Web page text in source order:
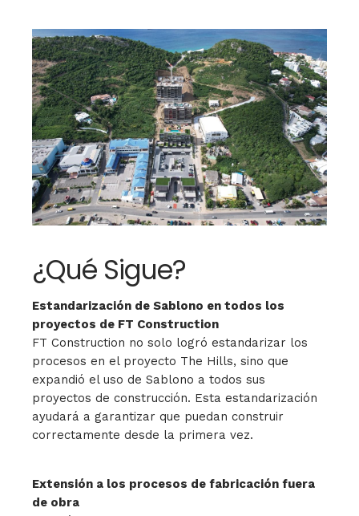
¿Qué Sigue?
Estandarización de Sablono en todos los
proyectos de FT Construction
FT Construction no solo logró estandarizar los
procesos en el proyecto The Hills, sino que
expandió el uso de Sablono a todos sus
proyectos de construcción. Esta estandarización
ayudará a garantizar que puedan construir
correctamente desde la primera vez.
Extensión a los procesos de fabricación fuera
de obra